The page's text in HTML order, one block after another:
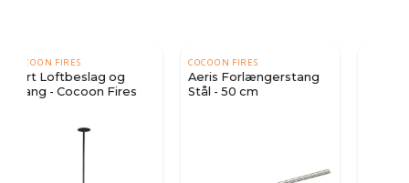
COCOON FIRES
Aeris Forlængerstang
Stål - 50 cm
COCOON FIRES
Aeris Forlængerstang
Stål - 100 cm